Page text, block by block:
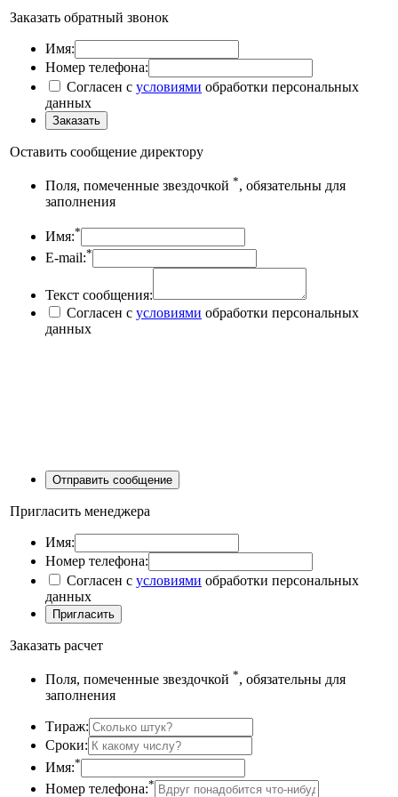
Заказать обратный звонок
Имя:
Номер телефона:
Согласен с условиями обработки персональных
данных
Оставить сообщение директору
Поля, помеченные звездочкой *, обязательны для
заполнения
Имя:*
E-mail:*
Текст сообщения:
Согласен с условиями обработки персональных
данных
Пригласить менеджера
Имя:
Номер телефона:
Согласен с условиями обработки персональных
данных
Заказать расчет
Поля, помеченные звездочкой *, обязательны для
заполнения
Тираж:
Сроки:
Имя:*
Номер телефона:*